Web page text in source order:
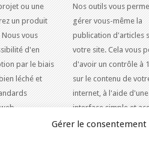
Gérer le consentement
ou une
un produit
Nous vous
d'en
par le biais
léché et
Nos outils vous
gérer vous-même la
publication d'articles
votre site. Cela vous
d'avoir un contrôle à
sur le contenu de
internet, à l'aide d'une
interface simple et